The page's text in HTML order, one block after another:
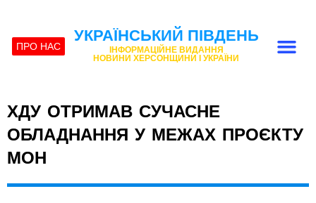
ПРО НАС
УКРАЇНСЬКИЙ ПІВДЕНЬ
ІНФОРМАЦІЙНЕ ВИДАННЯ
НОВИНИ ХЕРСОНЩИНИ І УКРАЇНИ
ХДУ ОТРИМАВ СУЧАСНЕ
ОБЛАДНАННЯ У МЕЖАХ ПРОЄКТУ
МОН